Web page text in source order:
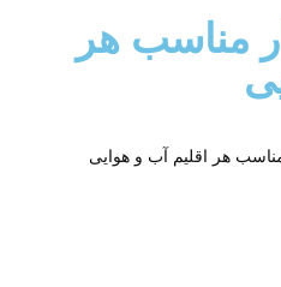
مناسب هر
هر اقلیم آب و هوایی